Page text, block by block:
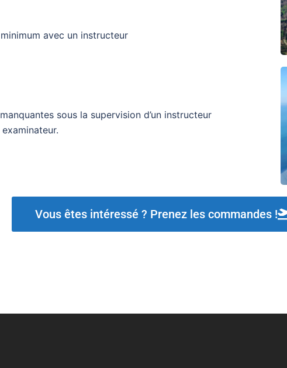
minimum avec un instructeur
sous la supervision d’un instructeur
Vous êtes intéressé ? Prenez les commandes !